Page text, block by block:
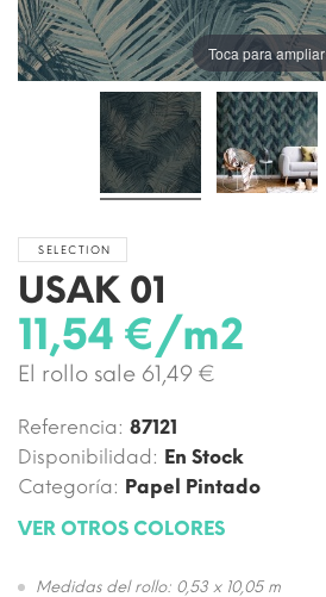
Toca para ampliar
SELECTION
USAK 01
11,54 €/m2
El rollo sale 61,49 €
Referencia: 87121
Disponibilidad: En Stock
Categoría: Papel Pintado
VER OTROS COLORES
Medidas del rollo: 0,53 x 10,05 m